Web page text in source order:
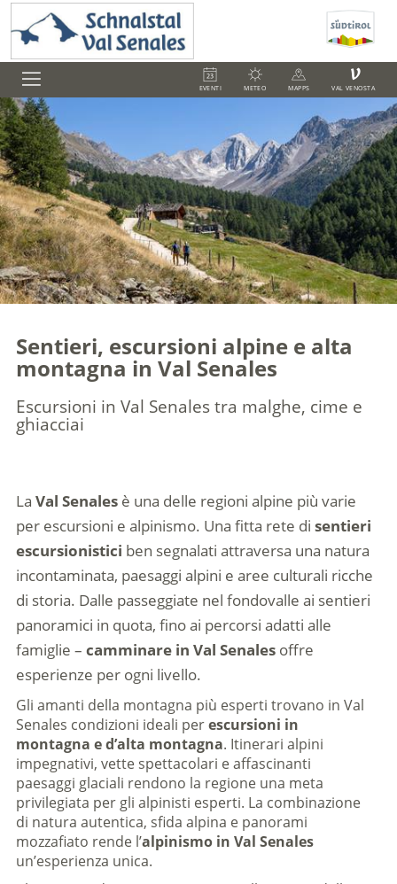
EVENTI METEO MAPPS
V
VAL VENOSTA
Sentieri, escursioni alpine e alta
montagna in Val Senales
Escursioni in Val Senales tra malghe, cime e
ghiacciai
La Val Senalesè una delle regioni alpine più varie
per escursioni e alpinismo. Una fitta rete di sentieri
escursionistici ben segnalati attraversa una natura
incontaminata, paesaggi alpini e aree culturali ricche
di storia. Dalle passeggiate nel fondovalle ai sentieri
panoramici in quota, fino ai percorsi adatti alle
famiglie – camminare in Val Senalesoffre
esperienze per ogni livello.
Gli amanti della montagna più esperti trovano in Val
Senales condizioni ideali perescursioni in
montagna e d’alta montagna. Itinerari alpini
impegnativi, vette spettacolari e affascinanti
paesaggi glaciali rendono la regione una meta
privilegiata per gli alpinisti esperti. La combinazione
di natura autentica, sfida alpina e panorami
mozzafiato rende l’alpinismo in Val Senales
un’esperienza unica.